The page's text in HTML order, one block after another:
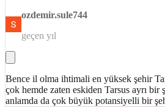
ozdemir.sule744
geçen yıl
Bence il olma ihtimali en yüksek şehir
çok hemde zaten eskiden Tarsus ayrı bir
anlamda da çok büyük potansiyelli bir